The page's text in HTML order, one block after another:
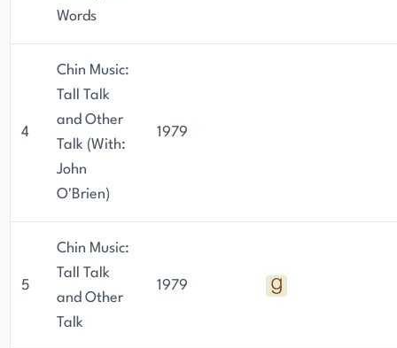
Words
4
Chin Music:
Tall Talk
and Other
Talk (With:
John
O'Brien)
1979
5
Chin Music:
Tall Talk
and Other
Talk
1979